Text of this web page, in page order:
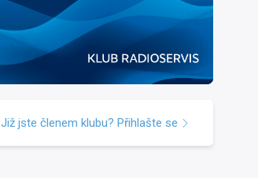
Již jste členem klubu? Přihlašte se